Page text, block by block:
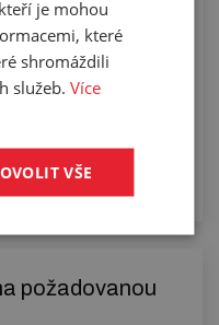
požadovanou
je mohou
které
shromáždili
služeb.Více
VŠE